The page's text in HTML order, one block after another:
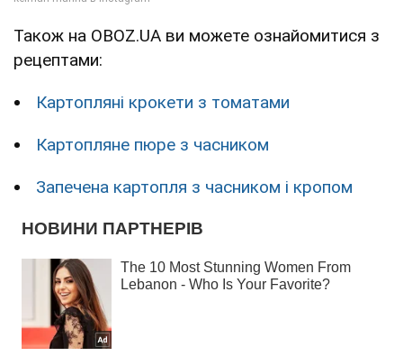
Також на OBOZ.UA ви можете ознайомитися з
рецептами:
Картопляні крокети з томатами
Картопляне пюре з часником
Запечена картопля з часником і кропом